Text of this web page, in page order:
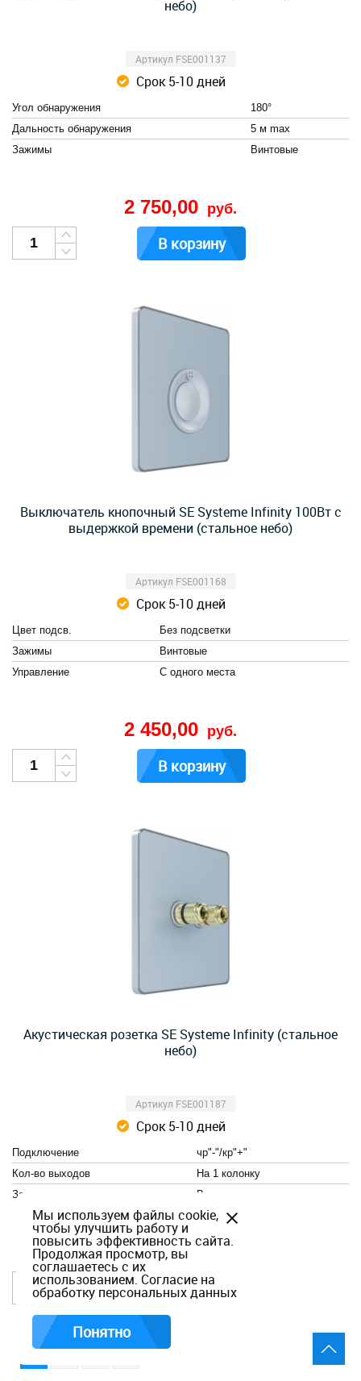
небо)
Артикул FSE001137
Срок 5-10 дней
Угол обнаружения
180°
Дальность обнаружения
5 м max
Зажимы
Винтовые
2 750,00 руб.
В корзину
Выключатель кнопочный SE Systeme Infinity 100Вт с
выдержкой времени (стальное небо)
Артикул FSE001168
Срок 5-10 дней
Цвет подсв.
Без подсветки
Зажимы
Винтовые
Управление
С одного места
2 450,00 руб.
В корзину
Акустическая розетка SE Systeme Infinity (стальное
небо)
Артикул FSE001187
Срок 5-10 дней
Подключение
чр"-"/кр"+"
Кол-во выходов
На 1 колонку
Зажимы
Винтовые
2 750,00
В корзину
Мы используем файлы cookie,
чтобы улучшить работу и
повысить эффективность сайта.
Продолжая просмотр, вы
соглашаетесь с их
использованием. Согласие на
обработку персональных данных
Понятно